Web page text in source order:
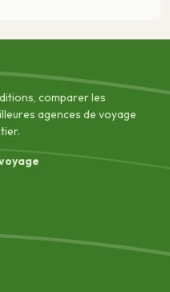
comparer les
agences de voyage